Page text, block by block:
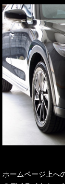
ホームページ上へ